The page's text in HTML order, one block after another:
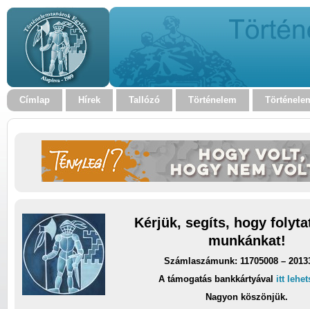
Címlap Hírek Tallózó Történelem
Kérjük, segíts, hogy
munkánkat!
Számlaszámunk: 11705008 –
A támogatás bankkártyával itt
Nagyon köszönjük.